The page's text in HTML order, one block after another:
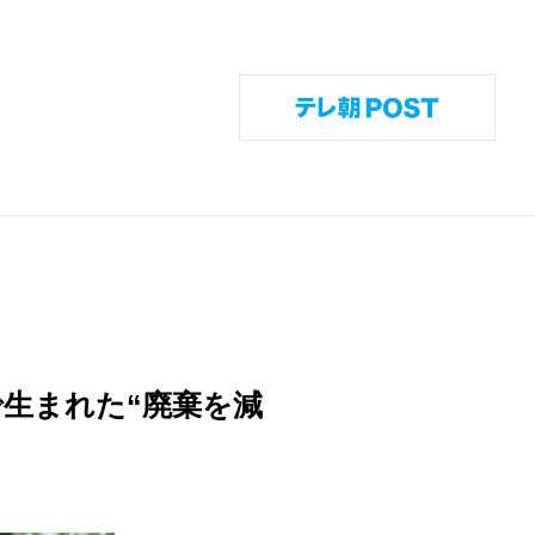
twitter youtube instagram
まれた“廃棄を減